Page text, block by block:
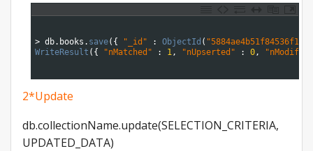
> db. books . save( { "_id" : ObjectId (
WriteResult ( { "nMatched" : 1 , "nUpserted" : 0 ,
2*Update
db.collectionName.update(SELECTION_CRITERIA,
UPDATED_DATA)